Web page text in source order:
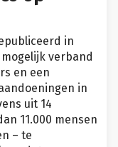
in
verband
en een
in
uit 14
11.000 mensen
– te